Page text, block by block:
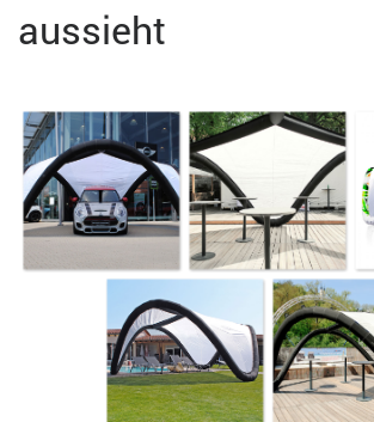
aussieht